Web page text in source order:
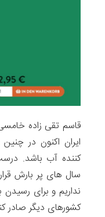
قاسم تقی زاده
ایران اکنون در
کننده آب باشد.
سال های پر بارش
نداریم و برای رسیدن
کشورهای دیگر صادر